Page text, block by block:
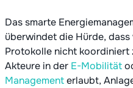
Das smarte
überwindet die Hürde,
Protokolle nicht koordiniert
Akteure in der E-Mobilität
Managementerlaubt,